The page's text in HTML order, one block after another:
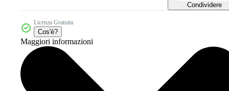
Condividere
Licenza Gratuita
Cos'è?
Maggiori informazioni